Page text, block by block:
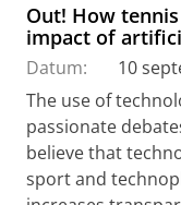
Out! How
impact of
Datum:
10
The use of
passionate
believe that
sport and